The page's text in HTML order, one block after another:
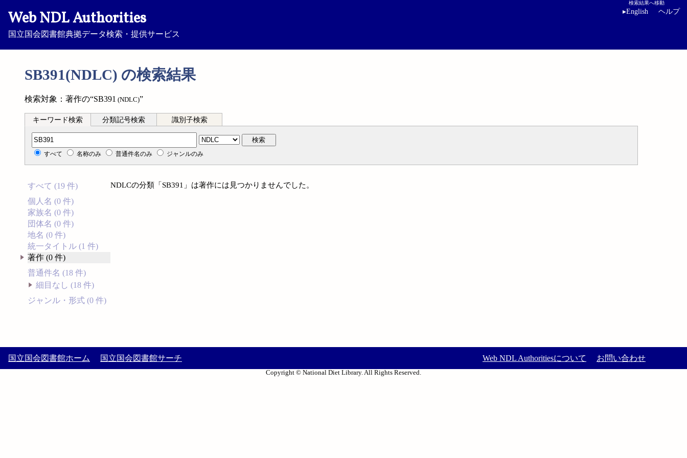
Web NDL Authorities
国立国会図書館典拠データ検索・提供サービス
検索結果へ移動
▸English ヘルプ
SB391(NDLC) の検索結果
検索対象：著作の“SB391 (NDLC)”
キーワード検索 分類記号検索 識別子検索
分類記号検索 検索
すべて 名称のみ 普通件名のみ ジャンルのみ
すべて (19 件)
個人名 (0 件)
家族名 (0 件)
団体名 (0 件)
地名 (0 件)
統一タイトル (1 件)
著作 (0 件)
普通件名 (18 件)
細目なし (18 件)
ジャンル・形式 (0 件)
NDLCの分類「SB391」は著作には見つかりませんでした。
国立国会図書館ホーム 国立国会図書館サーチ Web NDL Authoritiesについて お問い合わせ
Copyright © National Diet Library. All Rights Reserved.